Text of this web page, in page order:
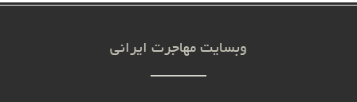
وبسایت مهاجرت ایرانی